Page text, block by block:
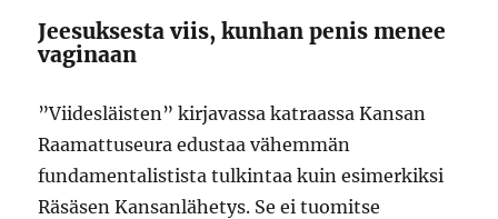
Jeesuksesta viis, kunhan penis menee
vaginaan
”Viidesläisten” kirjavassa katraassa Kansan
Raamattuseura edustaa vähemmän
fundamentalistista tulkintaa kuin esimerkiksi
Räsäsen Kansanlähetys. Se ei tuomitse